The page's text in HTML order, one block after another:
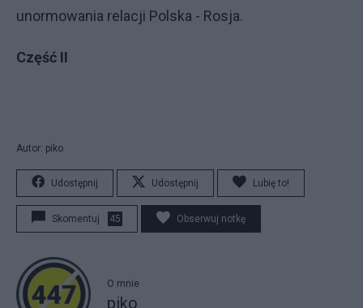
unormowania relacji Polska - Rosja.
Część II
Autor: piko
Udostępnij Udostępnij Lubię to!
Skomentuj 45 Obserwuj notkę
O mnie
piko